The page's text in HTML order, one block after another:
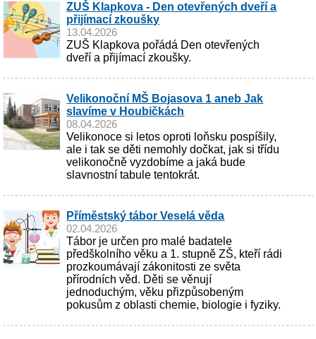
ZUŠ Klapkova - Den otevřených dveří a
přijímací zkoušky
13.04.2026
ZUŠ Klapkova pořádá Den otevřených
dveří a přijímací zkoušky.
Velikonoční MŠ Bojasova 1 aneb Jak
slavíme v Houbičkách
08.04.2026
Velikonoce si letos oproti loňsku pospíšily,
ale i tak se děti nemohly dočkat, jak si třídu
velikonočně vyzdobíme a jaká bude
slavnostní tabule tentokrát.
Příměstský tábor Veselá věda
02.04.2026
Tábor je určen pro malé badatele
předškolního věku a 1. stupně ZŠ, kteří rádi
prozkoumávají zákonitosti ze světa
přírodních věd. Děti se věnují
jednoduchým, věku přizpůsobeným
pokusům z oblasti chemie, biologie i fyziky.